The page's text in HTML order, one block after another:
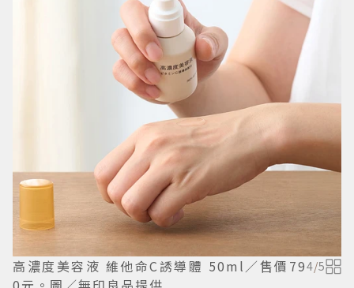
高濃度美容液 維他命C誘導體 50ml／售價794/5